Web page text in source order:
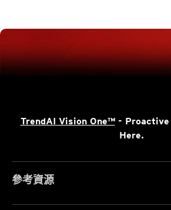
TrendAI Vision One™- Proactive
Here.
參考資源